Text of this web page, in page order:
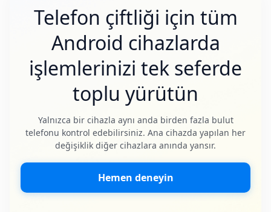
Telefon çiftliği için tüm
Android cihazlarda
işlemlerinizi tek seferde
toplu yürütün
Yalnızca bir cihazla aynı anda birden fazla bulut
telefonu kontrol edebilirsiniz. Ana cihazda yapılan her
değişiklik diğer cihazlara anında yansır.
Hemen deneyin